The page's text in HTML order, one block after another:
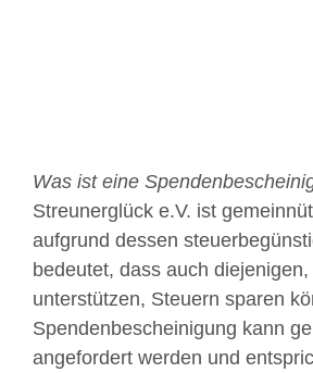
Was ist eine
Streunerglück e.V. ist
aufgrund dessen
bedeutet, dass auch
unterstützen, Steuern sparen
Spendenbescheinigung kann
angefordert werden und